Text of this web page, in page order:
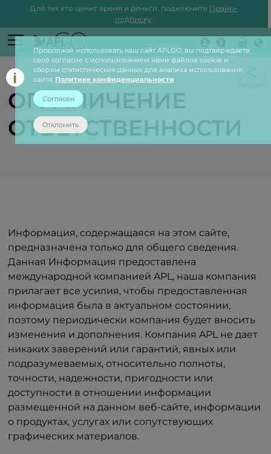
Для тех кто ценит время и деньги, подключите Прайм-
подписку.
Войти
ОГРАНИЧЕНИЕ
ОТВЕТСТВЕННОСТИ
Информация, содержащаяся на этом сайте,
предназначена только для общего сведения.
Данная Информация предоставлена
международной компанией APL, наша компания
прилагает все усилия, чтобы предоставленная
информация была в актуальном состоянии,
поэтому периодически компания будет вносить
изменения и дополнения. Компания APL не дает
никаких заверений или гарантий, явных или
подразумеваемых, относительно полноты,
точности, надежности, пригодности или
доступности в отношении информации
размещенной на данном веб-сайте, информации
о продуктах, услугах или сопутствующих
графических материалов.
Продолжая использовать наш сайт APLGO, вы подтверждаете
своё согласие с использованием нами файлов cookie и
сбором статистических данных для анализа использования
сайта. Политике конфиденциальности
Согласен
Отклонить